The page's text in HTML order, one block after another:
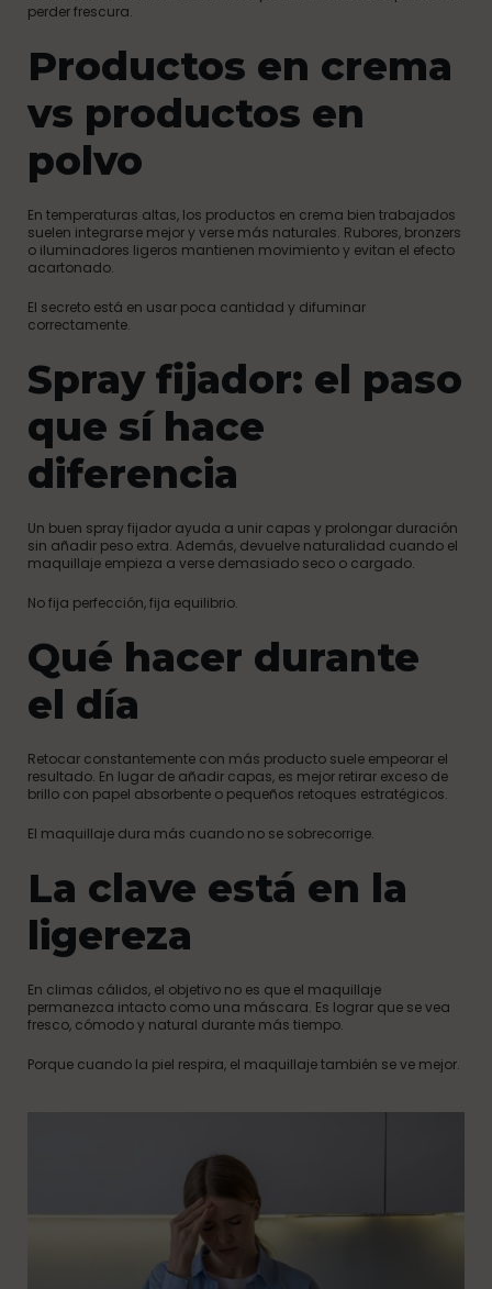
perder frescura.
Productos en crema
vs productos en
polvo
En temperaturas altas, los productos en crema bien trabajados
suelen integrarse mejor y verse más naturales. Rubores, bronzers
o iluminadores ligeros mantienen movimiento y evitan el efecto
acartonado.
El secreto está en usar poca cantidad y difuminar
correctamente.
Spray fijador: el paso
que sí hace
diferencia
Un buen spray fijador ayuda a unir capas y prolongar duración
sin añadir peso extra. Además, devuelve naturalidad cuando el
maquillaje empieza a verse demasiado seco o cargado.
No fija perfección, fija equilibrio.
Qué hacer durante
el día
Retocar constantemente con más producto suele empeorar el
resultado. En lugar de añadir capas, es mejor retirar exceso de
brillo con papel absorbente o pequeños retoques estratégicos.
El maquillaje dura más cuando no se sobrecorrige.
La clave está en la
ligereza
En climas cálidos, el objetivo no es que el maquillaje
permanezca intacto como una máscara. Es lograr que se vea
fresco, cómodo y natural durante más tiempo.
Porque cuando la piel respira, el maquillaje también se ve mejor.